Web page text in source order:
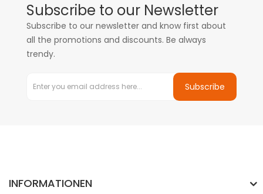
Subscribe to our Newsletter
Subscribe to our newsletter and know first about
all the promotions and discounts. Be always
trendy.
Subscribe
INFORMATIONEN